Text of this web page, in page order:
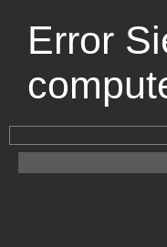
Error